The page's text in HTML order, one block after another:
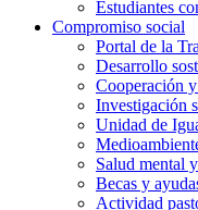
Estudiantes
Compromiso social
Portal de la
Desarrollo
Cooperación
Investigación
Unidad de
Salud mental
Becas y
Actividad